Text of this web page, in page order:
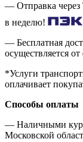
— Отправка
в неделю!
— Бесплатная
осуществляется
*Услуги
оплачивает
Способы оплаты
— Наличными
Московской